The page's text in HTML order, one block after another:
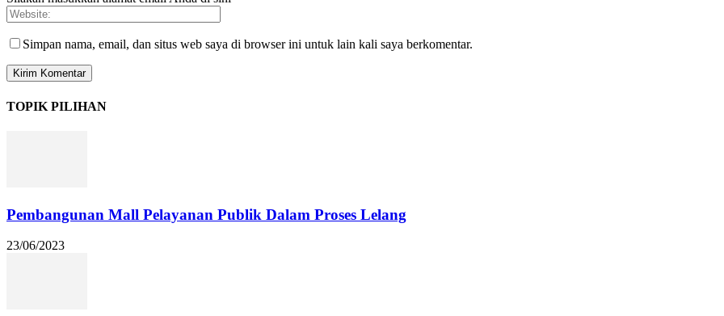
Simpan nama, email, dan situs web saya di browser ini untuk lain kali saya berkomentar.
TOPIK PILIHAN
Pembangunan Mall Pelayanan Publik Dalam Proses Lelang
23/06/2023